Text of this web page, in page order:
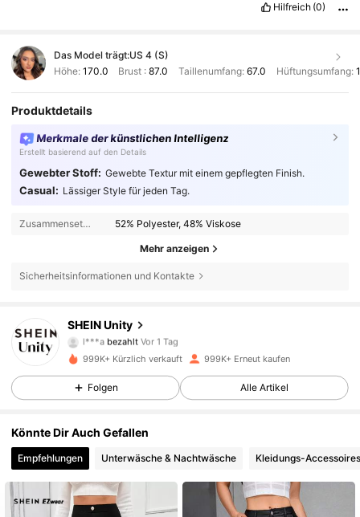
Hilfreich (0)
Das Model trägt:US 4 (S)
Höhe: 170.0 Brust :87.0 Taillenumfang: 67.0 Hüftungsumfang:
Produktdetails
Merkmale der künstlichen Intelligenz
Erstellt basierend auf den Details
Gewebter Stoff: Gewebte Textur mit einem gepflegten Finish.
Casual: Lässiger Style für jeden Tag.
Zusammensetzung: 52% Polyester, 48% Viskose
Mehr anzeigen
Sicherheitsinformationen und Kontakte
SHEIN Unity
4,81
544K Follower
l***a bezahlt Vor 1 Tag
4,81 544K Follower
4,81 544K Follower
4,81 544K Follower
999K+ Kürzlich verkauft 999K+ Erneut kaufen
Folgen Alle Artikel
Könnte Dir Auch Gefallen
Empfehlungen Unterwäsche & Nachtwäsche Kleidungs-Accessoires